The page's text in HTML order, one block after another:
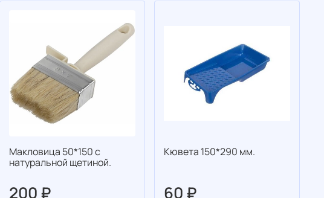
Макловица 50*150 с
натуральной щетиной.
200 ₽
Кювета 150*290 мм.
60 ₽